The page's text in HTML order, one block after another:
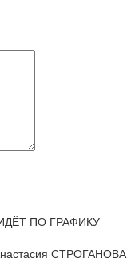
ПО ГРАФИКУ
СТРОГАНОВА